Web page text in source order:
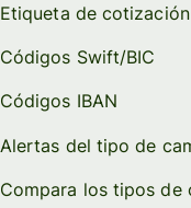
Etiqueta de
Códigos Swift/BIC
Códigos IBAN
Alertas del tipo de
Compara los tipos de